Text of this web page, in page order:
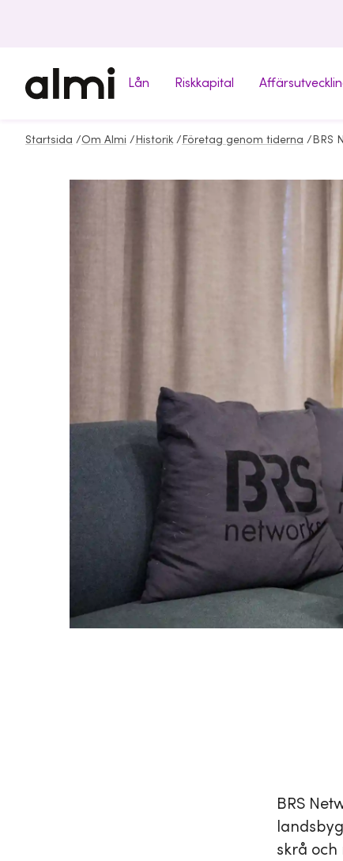
Lån Riskkapital
Startsida /Om Almi / Historik / Företag genom tiderna / BRS
BRS
skrå och